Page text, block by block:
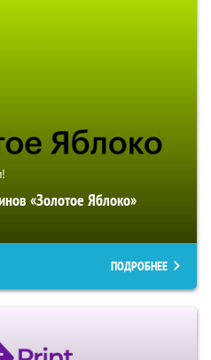
«Золотое Яблоко»
ПОДРОБНЕЕ